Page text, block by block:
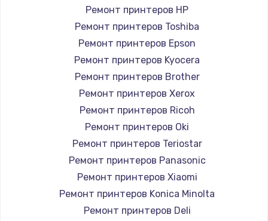
Ремонт принтеров HP
Ремонт принтеров Toshiba
Ремонт принтеров Epson
Ремонт принтеров Kyocera
Ремонт принтеров Brother
Ремонт принтеров Xerox
Ремонт принтеров Ricoh
Ремонт принтеров Oki
Ремонт принтеров Teriostar
Ремонт принтеров Panasonic
Ремонт принтеров Xiaomi
Ремонт принтеров Konica Minolta
Ремонт принтеров Deli